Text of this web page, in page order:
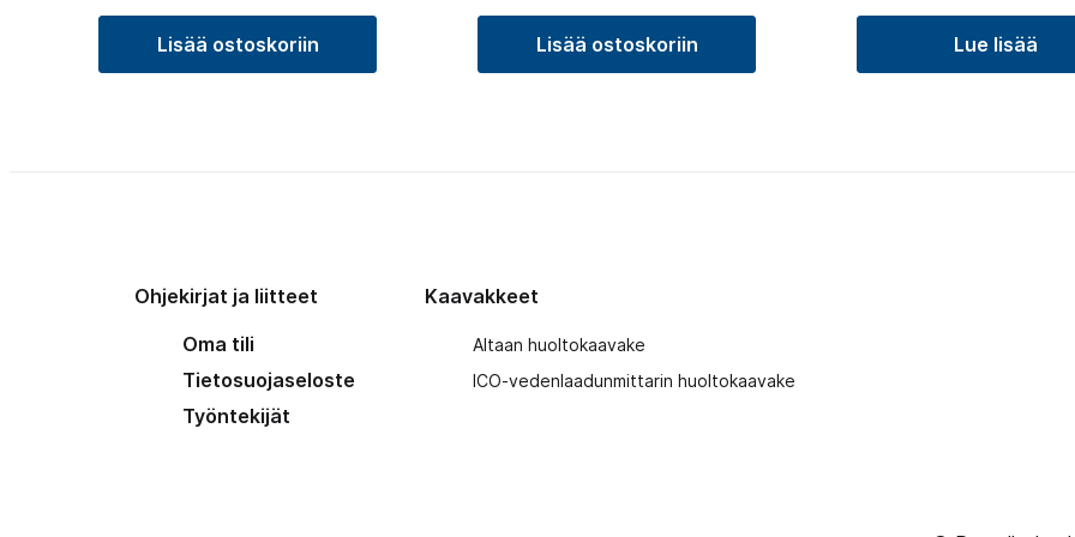
Lisää ostoskoriin Lisää ostoskoriin Lue lisää
Ohjekirjat ja liitteet
Oma tili
Tietosuojaseloste
Työntekijät
Kaavakkeet
Altaan huoltokaavake
ICO-vedenlaadunmittarin huoltokaavake